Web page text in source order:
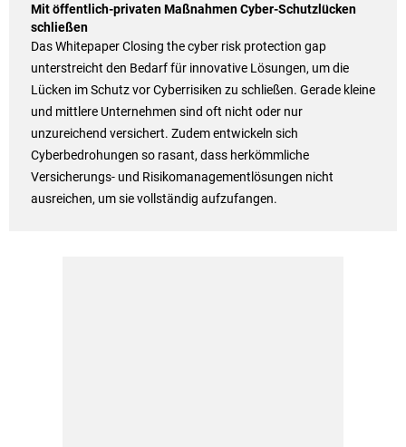
Mit öffentlich-privaten Maßnahmen Cyber-Schutzlücken
schließen
Das Whitepaper Closing the cyber risk protection gap
unterstreicht den Bedarf für innovative Lösungen, um die
Lücken im Schutz vor Cyberrisiken zu schließen. Gerade kleine
und mittlere Unternehmen sind oft nicht oder nur
unzureichend versichert. Zudem entwickeln sich
Cyberbedrohungen so rasant, dass herkömmliche
Versicherungs- und Risikomanagementlösungen nicht
ausreichen, um sie vollständig aufzufangen.